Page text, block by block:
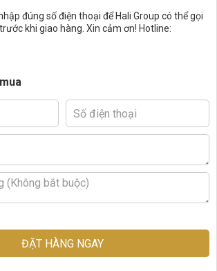
đúng số điện thoại để Hali Group có thể gọi
khi giao hàng. Xin cảm ơn! Hotline:
ĐẶT HÀNG NGAY